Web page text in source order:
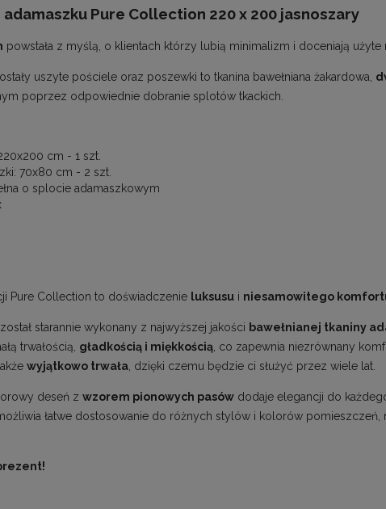
Pure Collection 220 x 200 jasnoszary
powstała z myślą, o klientach którzy lubią minimalizm i doceniają użyte
uszyte pościele oraz poszewki to tkanina bawełniana żakardowa,
poprzez odpowiednie dobranie splotów tkackich.
cm - 1 szt.
70x80 cm - 2 szt.
o splocie adamaszkowym
Pure Collection to doświadczenie luksusu i niesamowitego
starannie wykonany z najwyższej jakości bawełnianej tkaniny
trwałością, gładkością i miękkością , co zapewnia niezrównany
wyjątkowo trwała , dzięki czemu będzie ci służyć przez wiele lat.
deseń z wzorem pionowych pasów dodaje elegancji do
łatwe dostosowanie do różnych stylów i kolorów pomieszczeń,